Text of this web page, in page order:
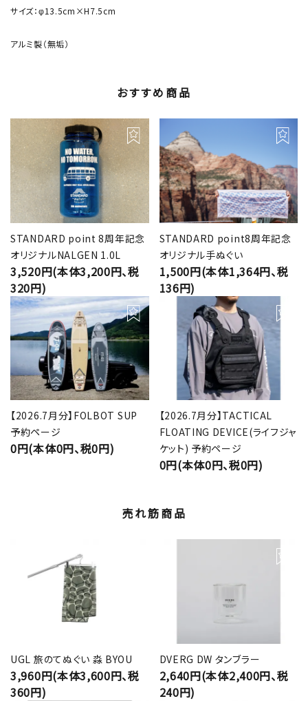
サイズ：φ13.5cm×H7.5cm
アルミ製（無垢）
おすすめ商品
STANDARD point 8周年記念
オリジナルNALGEN 1.0L
3,520円(本体3,200円、税
320円)
STANDARD point8周年記念
オリジナル手ぬぐい
1,500円(本体1,364円、税
136円)
【2026.7月分】FOLBOT SUP
予約ページ
0円(本体0円、税0円)
【2026.7月分】TACTICAL
FLOATING DEVICE(ライフジャ
ケット) 予約ページ
0円(本体0円、税0円)
売れ筋商品
UGL 旅のてぬぐい 淼 BYOU
3,960円(本体3,600円、税
360円)
DVERG DW タンブラー
2,640円(本体2,400円、税
240円)